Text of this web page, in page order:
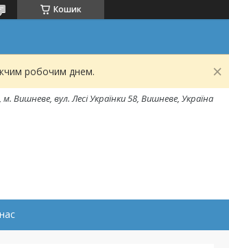
Кошик
робочим днем.
м. Вишневе, вул. Лесі Українки 58, Вишневе, Україна